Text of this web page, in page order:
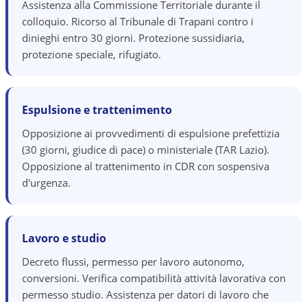
Assistenza alla Commissione Territoriale durante il
colloquio. Ricorso al Tribunale di Trapani contro i
dinieghi entro 30 giorni. Protezione sussidiaria,
protezione speciale, rifugiato.
Espulsione e trattenimento
Opposizione ai provvedimenti di espulsione prefettizia
(30 giorni, giudice di pace) o ministeriale (TAR Lazio).
Opposizione al trattenimento in CDR con sospensiva
d'urgenza.
Lavoro e studio
Decreto flussi, permesso per lavoro autonomo,
conversioni. Verifica compatibilità attività lavorativa con
permesso studio. Assistenza per datori di lavoro che